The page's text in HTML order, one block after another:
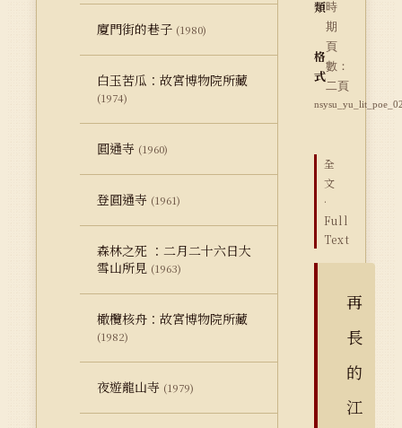
廈門街的巷子 (1980)
白玉苦瓜：故宮博物院所藏
(1974)
圓通寺 (1960)
登圓通寺 (1961)
森林之死 ：二月二十六日大
雪山所見 (1963)
橄欖核舟：故宮博物院所藏
(1982)
夜遊龍山寺 (1979)
類時
期
格
式
頁
數：
二頁
全
文
·
Full
Text
再
長
的
江